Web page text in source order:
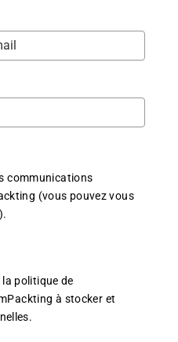
communications
(vous pouvez vous
politique de
à stocker et